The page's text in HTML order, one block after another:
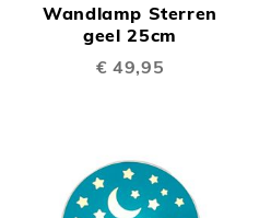
Wandlamp Sterren
geel 25cm
€ 49,95